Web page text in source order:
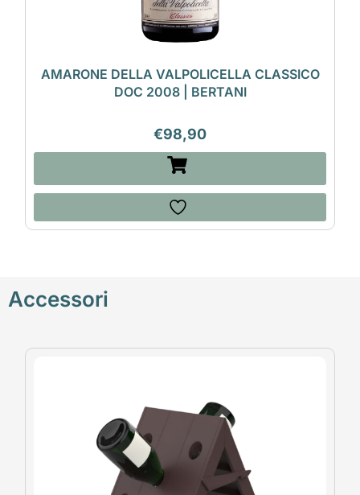
AMARONE DELLA VALPOLICELLA CLASSICO
DOC 2008 | BERTANI
€98,90
Accessori